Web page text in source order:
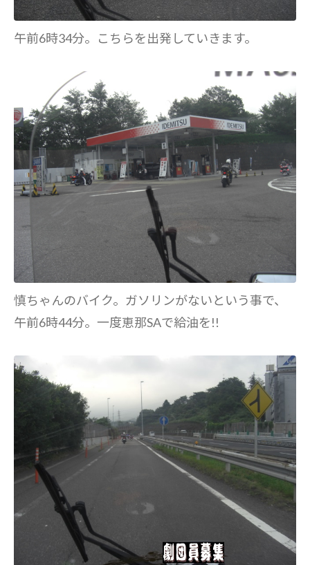
午前6時34分。こちらを出発していきます。
慎ちゃんのバイク。ガソリンがないという事で、
午前6時44分。一度恵那SAで給油を!!